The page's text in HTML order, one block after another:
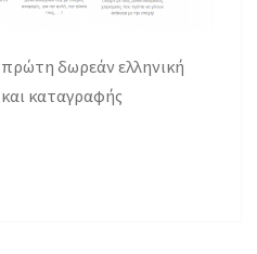
δωρεάν ελληνική
καταγραφής